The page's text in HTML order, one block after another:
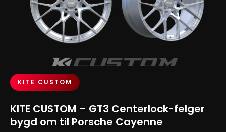
KITE CUSTOM
KITE CUSTOM – GT3 Centerlock-felger
bygd om til Porsche Cayenne